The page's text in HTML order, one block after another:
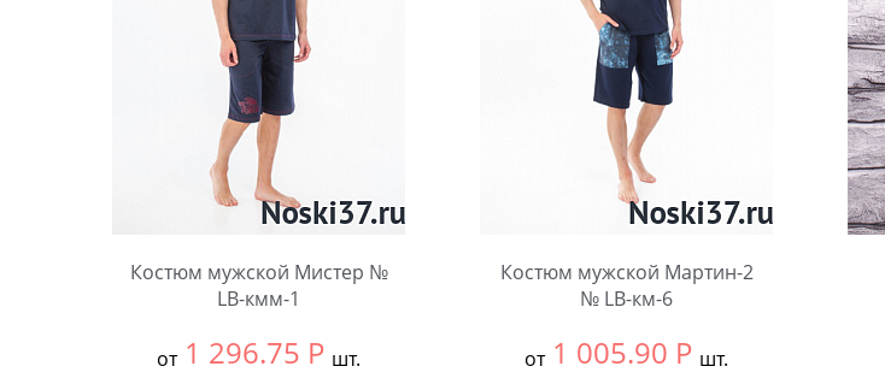
Костюм мужской Мистер №
LB-кмм-1
от 1 296.75 Р шт.
Костюм мужской Мартин-2
№ LB-км-6
от 1 005.90 Р шт.